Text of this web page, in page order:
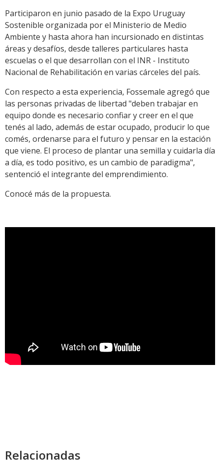
Participaron en junio pasado de la Expo Uruguay
Sostenible organizada por el Ministerio de Medio
Ambiente y hasta ahora han incursionado en distintas
áreas y desafíos, desde talleres particulares hasta
escuelas o el que desarrollan con el INR - Instituto
Nacional de Rehabilitación en varias cárceles del país.
Con respecto a esta experiencia, Fossemale agregó que
las personas privadas de libertad "deben trabajar en
equipo donde es necesario confiar y creer en el que
tenés al lado, además de estar ocupado, producir lo que
comés, ordenarse para el futuro y pensar en la estación
que viene. El proceso de plantar una semilla y cuidarla día
a día, es todo positivo, es un cambio de paradigma",
sentenció el integrante del emprendimiento.
Conocé más de la propuesta.
Relacionadas